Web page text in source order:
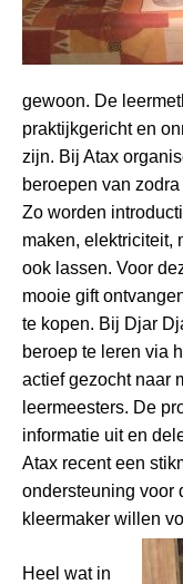
gewoon. De
praktijkgericht en
zijn. Bij Atax
beroepen van
Zo worden
maken, elektriciteit,
ook lassen. Voor
mooie gift
te kopen. Bij Djar
beroep te leren via
actief gezocht naar
leermeesters. De
informatie uit en
Atax recent een
ondersteuning voor
kleermaker willen
Heel wat in